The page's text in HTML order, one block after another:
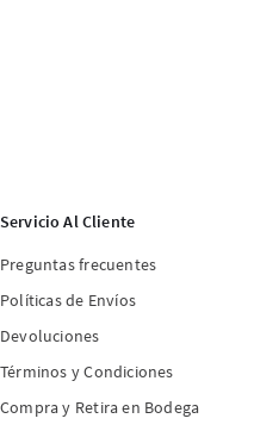
Servicio Al Cliente
Preguntas frecuentes
Políticas de Envíos
Devoluciones
Términos y Condiciones
Compra y Retira en Bodega